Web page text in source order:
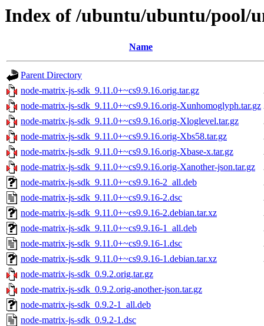
Index of /ubuntu/ubuntu/pool/
Name
Parent Directory
node-matrix-js-sdk_9.11.0+~cs9.9.16.orig.tar.gz
node-matrix-js-sdk_9.11.0+~cs9.9.16.orig-Xunhomoglyph.tar.gz
node-matrix-js-sdk_9.11.0+~cs9.9.16.orig-Xloglevel.tar.gz
node-matrix-js-sdk_9.11.0+~cs9.9.16.orig-Xbs58.tar.gz
node-matrix-js-sdk_9.11.0+~cs9.9.16.orig-Xbase-x.tar.gz
node-matrix-js-sdk_9.11.0+~cs9.9.16.orig-Xanother-json.tar.gz
node-matrix-js-sdk_9.11.0+~cs9.9.16-2_all.deb
node-matrix-js-sdk_9.11.0+~cs9.9.16-2.dsc
node-matrix-js-sdk_9.11.0+~cs9.9.16-2.debian.tar.xz
node-matrix-js-sdk_9.11.0+~cs9.9.16-1_all.deb
node-matrix-js-sdk_9.11.0+~cs9.9.16-1.dsc
node-matrix-js-sdk_9.11.0+~cs9.9.16-1.debian.tar.xz
node-matrix-js-sdk_0.9.2.orig.tar.gz
node-matrix-js-sdk_0.9.2.orig-another-json.tar.gz
node-matrix-js-sdk_0.9.2-1_all.deb
node-matrix-js-sdk_0.9.2-1.dsc